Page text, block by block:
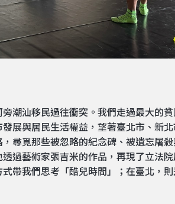
潮汕移民過往衝突。我們走過最大的
展與居民生活權益，望著臺北市、新
尋覓那些被忽略的紀念碑、被遺忘屠
過藝術家張吉米的作品，再現了立法
帶我們思考「酷兒時間」；在臺北，